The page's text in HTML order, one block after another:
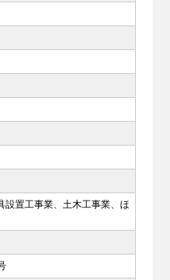
設置工事業、土木工事業、ほ